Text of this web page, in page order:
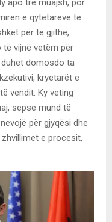
apo tre muajsh, por
e qytetarëve të
për të gjithë,
të vijnë vetëm për
domosdo ta
kryetarët e
vendit. Ky veting
sepse mund të
për gjyqësi dhe
e procesit,